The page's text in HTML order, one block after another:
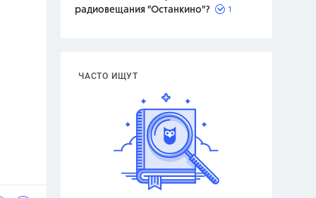
радиовещания "Останкино"?
1
ЧАСТО ИЩУТ